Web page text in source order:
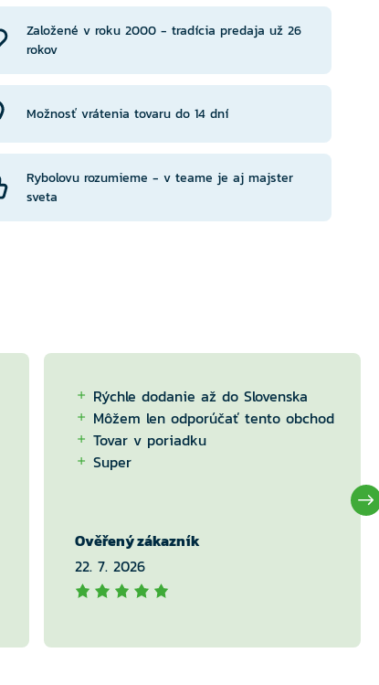
Založené v roku 2000 - tradícia predaja už 26
rokov
Možnosť vrátenia tovaru do 14 dní
Rybolovu rozumieme - v teame je aj majster
sveta
Rýchle dodanie až do Slovenska
Môžem len odporúčať tento obchod
Tovar v poriadku
Super
Ověřený zákazník
22. 7. 2026